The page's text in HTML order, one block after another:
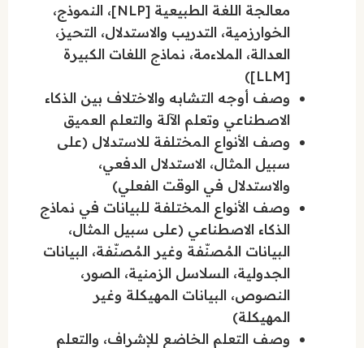
معالجة اللغة الطبيعية [NLP]، النموذج،
الخوارزمية، التدريب والاستدلال، التحيز،
العدالة، الملاءمة، نماذج اللغات الكبيرة
[LLM])
وصف أوجه التشابه والاختلاف بين الذكاء
الاصطناعي وتعلم الآلة والتعلم العميق
وصف الأنواع المختلفة للاستدلال (على
سبيل المثال، الاستدلال الدفعي،
والاستدلال في الوقت الفعلي)
وصف الأنواع المختلفة للبيانات في نماذج
الذكاء الاصطناعي (على سبيل المثال،
البيانات المُصنّفة وغير المُصنّفة، البيانات
الجدولية، السلاسل الزمنية، الصور،
النصوص، البيانات المهيكلة وغير
المهيكلة)
وصف التعلم الخاضع للإشراف، والتعلم